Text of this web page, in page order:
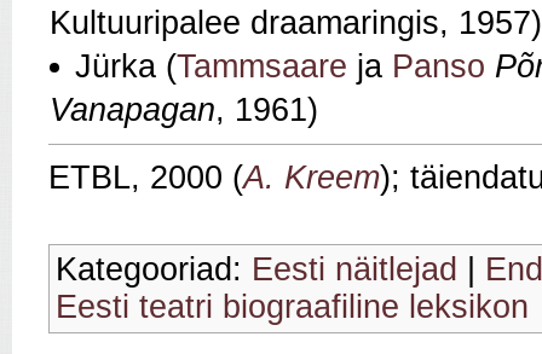
Kultuuripalee draamaringis, 1957)
Jürka (Tammsaare ja Panso
Vanapagan, 1961)
ETBL, 2000 (A. Kreem);
Kategooriad: Eesti näitlejad
Eesti teatri biograafiline leksikon